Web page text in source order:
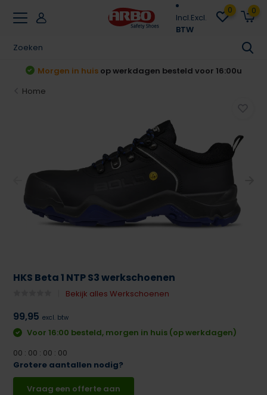
Incl.Excl.
BTW
0 0
Morgen in huis op werkdagen besteld voor 16:00u
Home
HKS Beta 1 NTP S3 werkschoenen
Bekijk alles Werkschoenen
99,95 excl. btw
Voor 16:00 besteld, morgen in huis (op werkdagen)
00 : 00 : 00 : 00
Grotere aantallen nodig?
Vraag een offerte aan